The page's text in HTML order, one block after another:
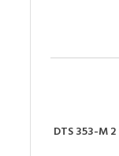
DTS 353-M